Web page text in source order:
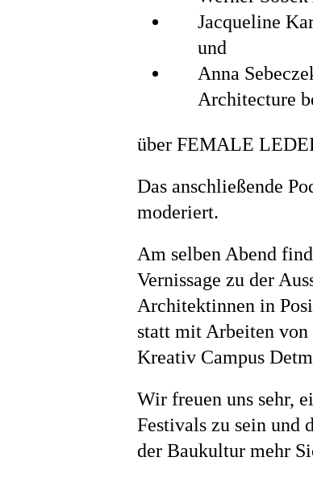
Awards
Soziales
Themen
Jobs
Kontakt
Jacqueline
und
Anna
Architecture
über FEMALE
Das anschließende
moderiert.
Am selben Abend
Vernissage zu der
Architektinnen in
statt mit Arbeiten
Kreativ Campus
Wir freuen uns sehr,
Festivals zu sein und
der Baukultur mehr